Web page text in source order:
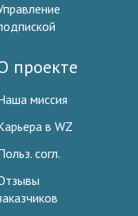
проекте
миссия
в WZ
согл.